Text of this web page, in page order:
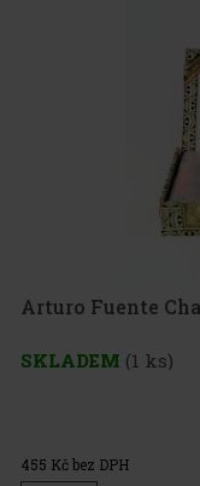
Arturo Fuente
SKLADEM (1 ks)
455 Kč bez DPH